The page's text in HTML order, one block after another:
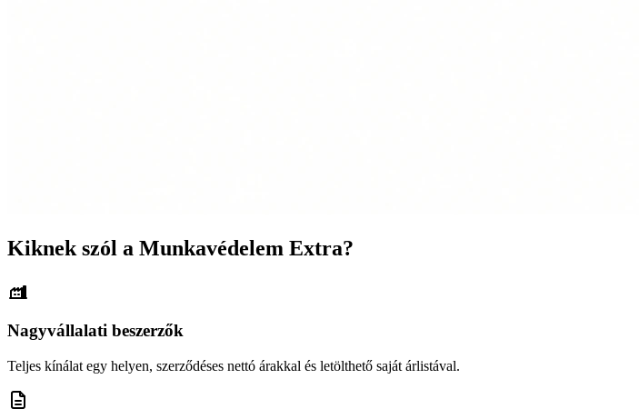
Kiknek szól a Munkavédelem Extra?
Nagyvállalati beszerzők
Teljes kínálat egy helyen, szerződéses nettó árakkal és letölthető saját árlistával.